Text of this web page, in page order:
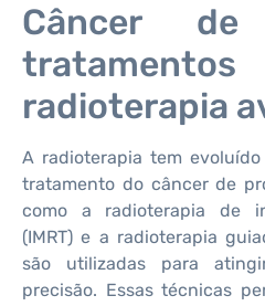
Câncer de
radioterapia
A radioterapia tem
tratamento do câncer de
como a radioterapia de
(IMRT) e a radioterapia
são utilizadas para
precisão. Essas técnicas